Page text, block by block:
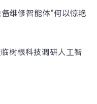
维修智能体”何以惊艳
树根科技调研人工智